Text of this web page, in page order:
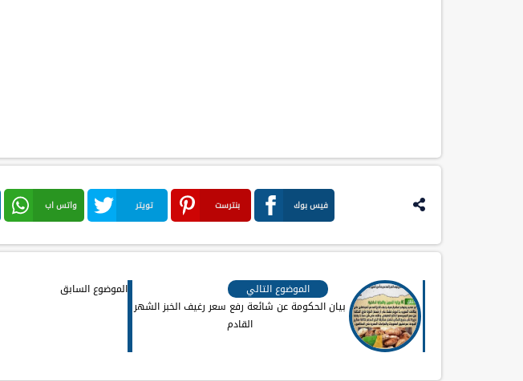
فيس بوك بنترست تويتر واتس اب
الموضوع التالي
بيان الحكومة عن شائعة رفع سعر رغيف الخبز الشهر
القادم
الموضوع السابق